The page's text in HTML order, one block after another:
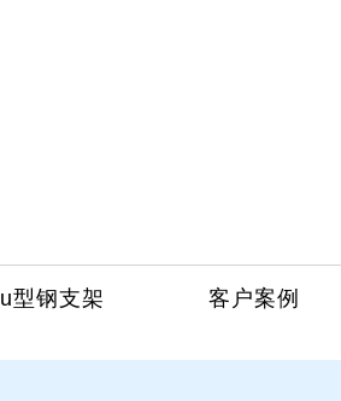
u型钢支架 客户案例